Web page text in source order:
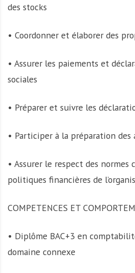
des stocks
• Coordonner et élaborer des
• Assurer les paiements et
sociales
• Préparer et suivre les
• Participer à la préparation
• Assurer le respect des normes
politiques financières de
COMPETENCES ET
• Diplôme BAC+3 en
domaine connexe